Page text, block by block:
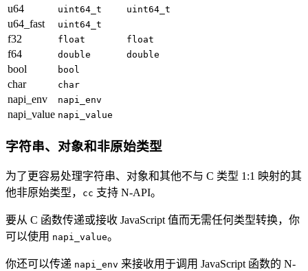
u64 uint64_t uint64_t
u64_fast uint64_t
f32 float float
f64 double double
bool bool
char char
napi_env napi_env
napi_value napi_value
字符串、对象和非原始类型
为了更容易处理字符串、对象和其他不与 C 类型 1:1 映射的其
他非原始类型，
cc 支持 N-API。
要从 C 函数传递或接收 JavaScript 值而无需任何类型转换，你
可以使用 napi_value。
你还可以传递 napi_env 来接收用于调用 JavaScript 函数的 N-